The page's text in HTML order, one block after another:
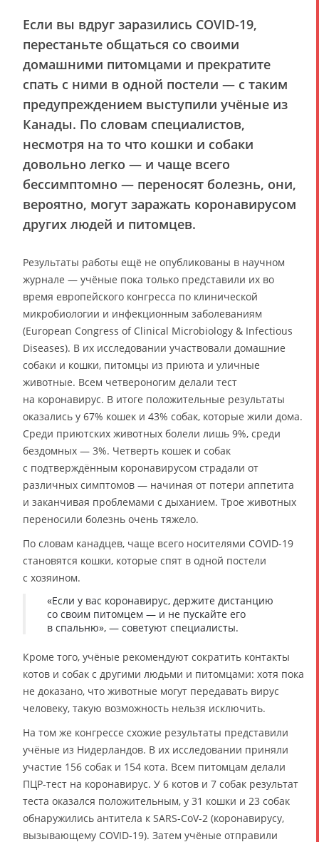
Если вы вдруг заразились COVID-19,
перестаньте общаться со своими
домашними питомцами и прекратите
спать с ними в одной постели — с таким
предупреждением выступили учёные из
Канады. По словам специалистов,
несмотря на то что кошки и собаки
довольно легко — и чаще всего
бессимптомно — переносят болезнь, они,
вероятно, могут заражать коронавирусом
других людей и питомцев.
Результаты работы ещё не опубликованы в научном
журнале — учёные пока только представили их во
время европейского конгресса по клинической
микробиологии и инфекционным заболеваниям
(European Congress of Clinical Microbiology & Infectious
Diseases). В их исследовании участвовали домашние
собаки и кошки, питомцы из приюта и уличные
животные. Всем четвероногим делали тест
на коронавирус. В итоге положительные результаты
оказались у 67% кошек и 43% собак, которые жили дома.
Среди приютских животных болели лишь 9%, среди
бездомных — 3%. Четверть кошек и собак
с подтверждённым коронавирусом страдали от
различных симптомов — начиная от потери аппетита
и заканчивая проблемами с дыханием. Трое животных
переносили болезнь очень тяжело.
По словам канадцев, чаще всего носителями COVID-19
становятся кошки, которые спят в одной постели
с хозяином.
«Если у вас коронавирус, держите дистанцию
со своим питомцем — и не пускайте его
в спальню», — советуют специалисты.
Кроме того, учёные рекомендуют сократить контакты
котов и собак с другими людьми и питомцами: хотя пока
не доказано, что животные могут передавать вирус
человеку, такую возможность нельзя исключить.
На том же конгрессе схожие результаты представили
учёные из Нидерландов. В их исследовании приняли
участие 156 собак и 154 кота. Всем питомцам делали
ПЦР-тест на коронавирус. У 6 котов и 7 собак результат
теста оказался положительным, у 31 кошки и 23 собак
обнаружились антитела к SARS-CoV-2 (коронавирусу,
вызывающему COVID-19). Затем учёные отправили